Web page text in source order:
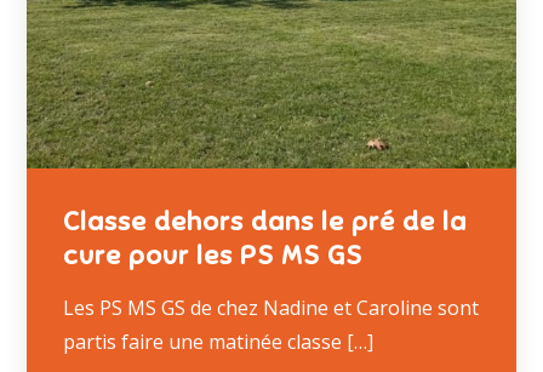
Classe dehors dans le pré de la
cure pour les PS MS GS
Les PS MS GS de chez Nadine et Caroline sont
partis faire une matinée classe […]